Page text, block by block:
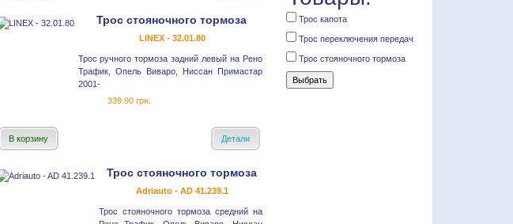
Трос стояночного тормоза
LINEX - 32.01.80
Трос ручного тормоза задний левый на Рено
Трафик, Опель Виваро, Ниссан Примастар
2001-
339.90 грн.
В корзину Детали
Трос стояночного тормоза
Adriauto - AD 41.239.1
Трос стояночного тормоза средний на
Трос капота
Трос переключения передач
Трос стояночного тормоза